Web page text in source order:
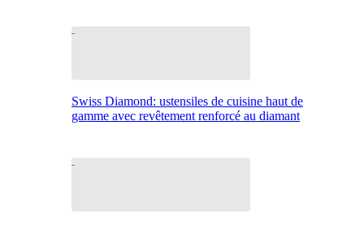
Swiss Diamond: ustensiles de cuisine haut de
gamme avec revêtement renforcé au diamant